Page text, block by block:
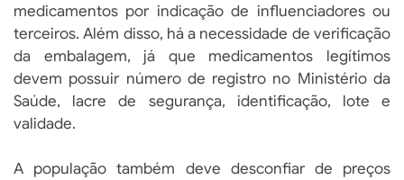
medicamentos por indicação de influenciadores ou
terceiros. Além disso, há a necessidade de verificação
da embalagem, já que medicamentos legítimos
devem possuir número de registro no Ministério da
Saúde, lacre de segurança, identificação, lote e
validade.
A população também deve desconfiar de preços